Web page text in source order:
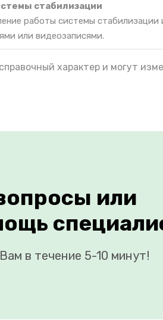
стабилизации
работы системы
или видеозаписями.
характер и могут
или
в течение 5-10 минут!